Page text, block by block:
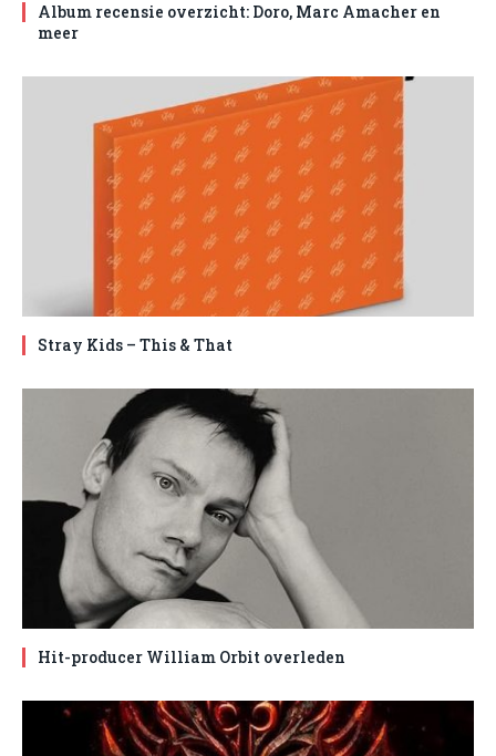
Album recensie overzicht: Doro, Marc Amacher en
meer
Stray Kids – This & That
Hit-producer William Orbit overleden